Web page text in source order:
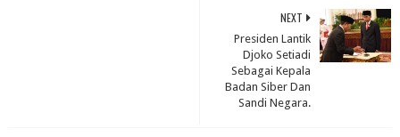
NEXT
Presiden Lantik
Djoko Setiadi
Sebagai Kepala
Badan Siber Dan
Sandi Negara.